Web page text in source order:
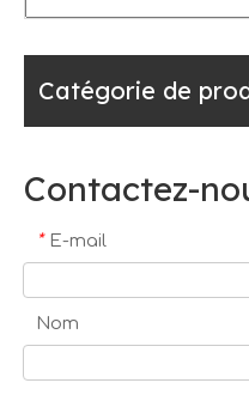
Catégorie de
Contactez-
* E-mail
Nom